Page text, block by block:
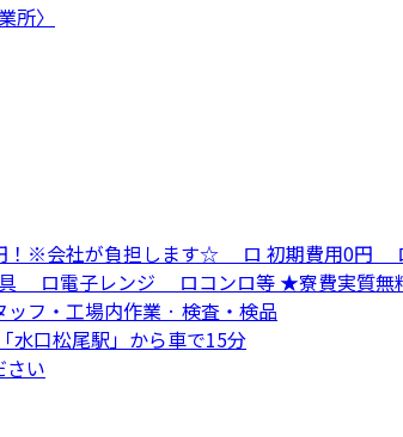
所〉
！※会社が負担します☆ ロ 初期費用0円
電子レンジ ロコンロ等 ★寮費実質無料
フ・工場内作業 · 検査・検品
水口松尾駅」から車で15分
さい